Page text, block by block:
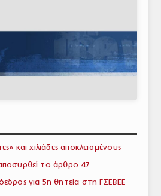
και χιλιάδες αποκλεισμένους
το άρθρο 47
για 5η θητεία στη ΓΣΕΒΕΕ